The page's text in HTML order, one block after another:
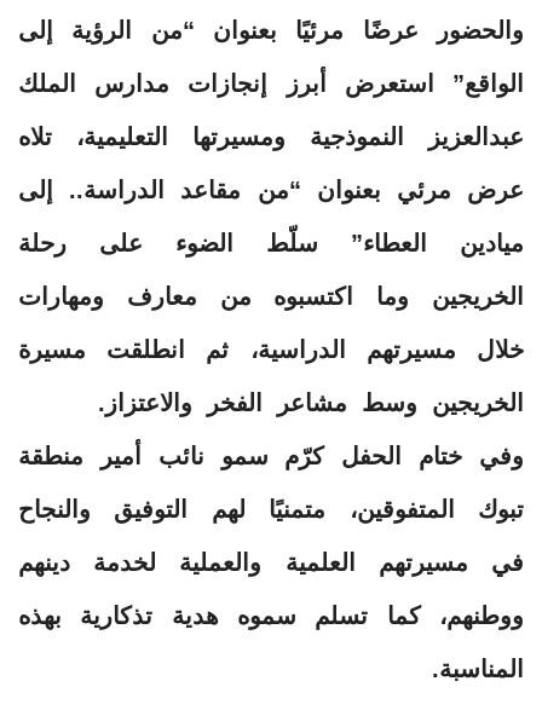
والحضور عرضًا مرئيًا بعنوان “من الرؤية إلى
الواقع” استعرض أبرز إنجازات مدارس الملك
عبدالعزيز النموذجية ومسيرتها التعليمية، تلاه
عرض مرئي بعنوان “من مقاعد الدراسة.. إلى
ميادين العطاء” سلّط الضوء على رحلة
الخريجين وما اكتسبوه من معارف ومهارات
خلال مسيرتهم الدراسية، ثم انطلقت مسيرة
الخريجين وسط مشاعر الفخر والاعتزاز.
وفي ختام الحفل كرّم سمو نائب أمير منطقة
تبوك المتفوقين، متمنيًا لهم التوفيق والنجاح
في مسيرتهم العلمية والعملية لخدمة دينهم
ووطنهم، كما تسلم سموه هدية تذكارية بهذه
المناسبة.